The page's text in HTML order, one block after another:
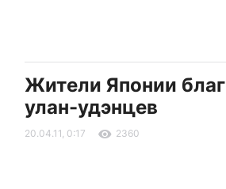
Жители Японии
улан-удэнцев
20.04.11, 0:17 2360